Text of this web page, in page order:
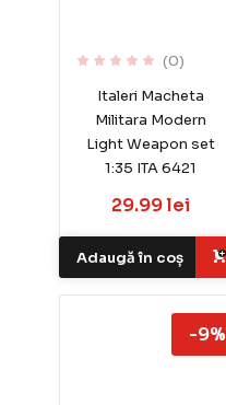
(0)
Italeri Macheta
Militara Modern
Light Weapon set
1:35 ITA 6421
29.99 lei
Adaugă în coș
-9%